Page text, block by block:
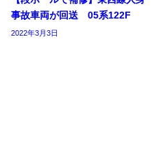
事故車両が回送 05系122F
2022年3月3日